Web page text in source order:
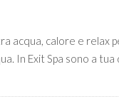
acqua, calore e
In Exit Spa sono a tua